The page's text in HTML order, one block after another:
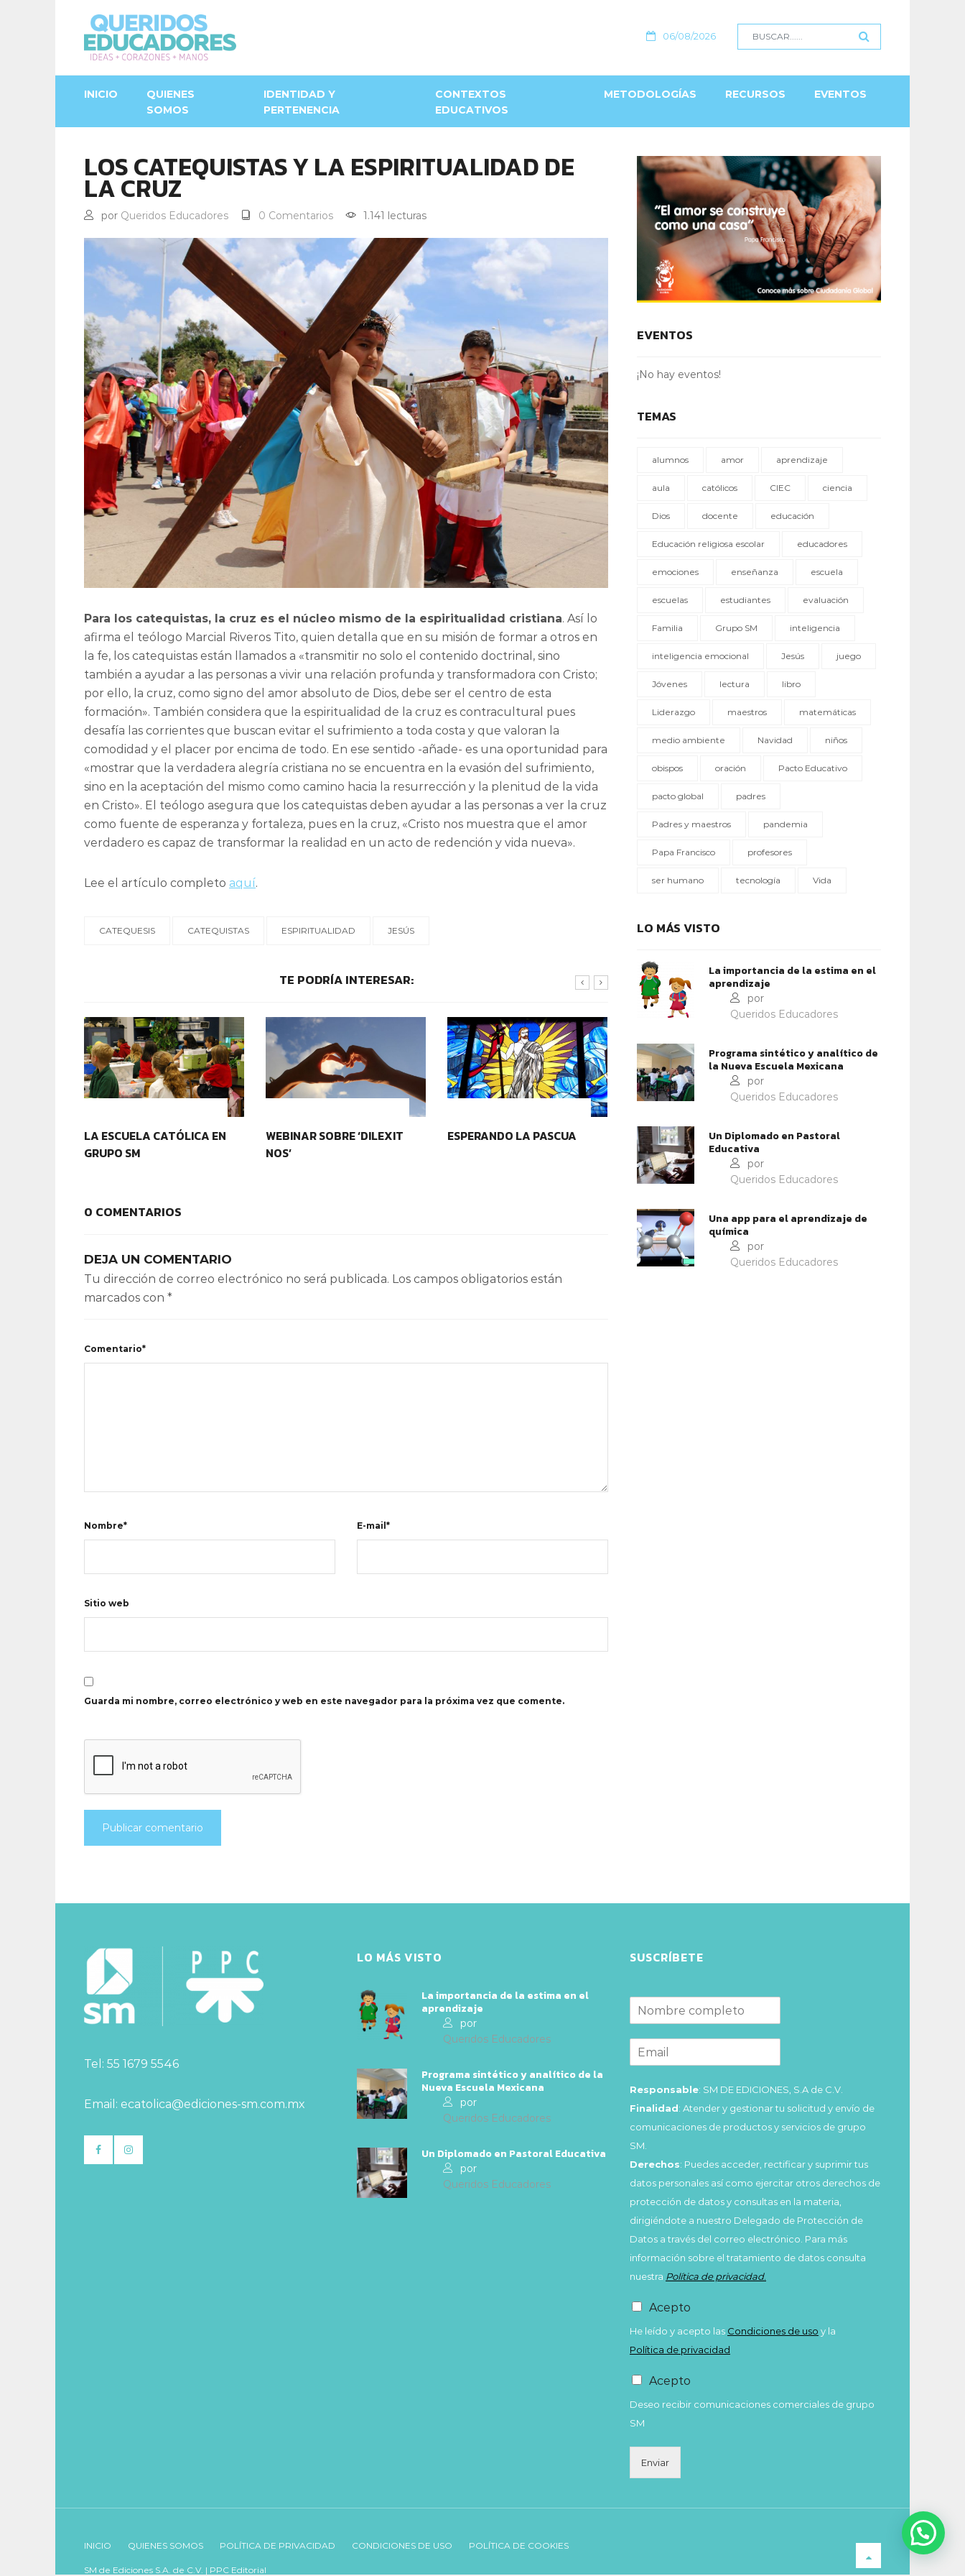
06/08/2026
INICIO
QUIENES
SOMOS
IDENTIDAD Y
PERTENENCIA
CONTEXTOS
EDUCATIVOS
METODOLOGÍAS RECURSOS EVENTOS
LOS CATEQUISTAS Y LA ESPIRITUALIDAD DE
LA CRUZ
por Queridos Educadores 0 Comentarios 1.141 lecturas
Para los catequistas, la cruz es el núcleo mismo de la espiritualidad cristiana. Así lo
afirma el teólogo Marcial Riveros Tito, quien detalla que en su misión de formar a otros en
la fe, los catequistas están llamados a «transmitir no solo el contenido doctrinal, sino
también a ayudar a las personas a vivir una relación profunda y transformadora con Cristo;
por ello, la cruz, como signo del amor absoluto de Dios, debe ser el centro de esta
formación». También considera que la espiritualidad de la cruz es contracultural pues
desafía las corrientes que buscan evitar el sufrimiento a toda costa y que valoran la
comodidad y el placer por encima de todo. En ese sentido -añade- es una oportunidad para
«mostrar que la verdadera alegría cristiana no se encuentra en la evasión del sufrimiento,
sino en la aceptación del mismo como camino hacia la resurrección y la plenitud de la vida
en Cristo». El teólogo asegura que los catequistas deben ayudar a las personas a ver la cruz
como fuente de esperanza y fortaleza, pues en la cruz, «Cristo nos muestra que el amor
verdadero es capaz de transformar la realidad en un acto de redención y vida nueva».
Lee el artículo completo aquí.
CATEQUESIS CATEQUISTAS ESPIRITUALIDAD JESÚS
TE PODRÍA INTERESAR:
LA ESCUELA CATÓLICA EN
GRUPO SM
WEBINAR SOBRE ‘DILEXIT
NOS’
ESPERANDO LA PASCUA VIERNES SANTO
JUEVES SANTO: ESCUELA DE
0 COMENTARIOS
DEJA UN COMENTARIO
Tu dirección de correo electrónico no será publicada. Los campos obligatorios están
marcados con *
Comentario*
Nombre* E-mail*
Sitio web
Guarda mi nombre, correo electrónico y web en este navegador para la próxima vez que comente.
EVENTOS
¡No hay eventos!
TEMAS
alumnos amor aprendizaje
aula católicos CIEC ciencia
Dios docente educación
Educación religiosa escolar educadores
emociones enseñanza escuela
escuelas estudiantes evaluación
Familia Grupo SM inteligencia
inteligencia emocional Jesús juego
Jóvenes lectura libro
Liderazgo maestros matemáticas
medio ambiente Navidad niños
obispos oración Pacto Educativo
pacto global padres
Padres y maestros pandemia
Papa Francisco profesores
ser humano tecnología Vida
LO MÁS VISTO
La importancia de la estima en el
aprendizaje
por
Queridos Educadores
Programa sintético y analítico de
la Nueva Escuela Mexicana
por
Queridos Educadores
Un Diplomado en Pastoral
Educativa
por
Queridos Educadores
Una app para el aprendizaje de
química
por
Queridos Educadores
Tel: 55 1679 5546
Email: ecatolica@ediciones-sm.com.mx
LO MÁS VISTO
La importancia de la estima en el
aprendizaje
por
Queridos Educadores
Programa sintético y analítico de la
Nueva Escuela Mexicana
por
Queridos Educadores
Un Diplomado en Pastoral Educativa
por
Queridos Educadores
SUSCRÍBETE
Responsable: SM DE EDICIONES, S.A de C.V.
Finalidad: Atender y gestionar tu solicitud y envío de
comunicaciones de productos y servicios de grupo
SM.
Derechos: Puedes acceder, rectificar y suprimir tus
datos personales así como ejercitar otros derechos de
protección de datos y consultas en la materia,
dirigiéndote a nuestro Delegado de Protección de
Datos a través del correo electrónico. Para más
información sobre el tratamiento de datos consulta
nuestra Política de privacidad.
Acepto
He leído y acepto las Condiciones de uso y la
Política de privacidad
Acepto
Deseo recibir comunicaciones comerciales de grupo
SM
Enviar
INICIO QUIENES SOMOS POLÍTICA DE PRIVACIDAD CONDICIONES DE USO POLÍTICA DE COOKIES
SM de Ediciones S.A. de C.V. | PPC Editorial